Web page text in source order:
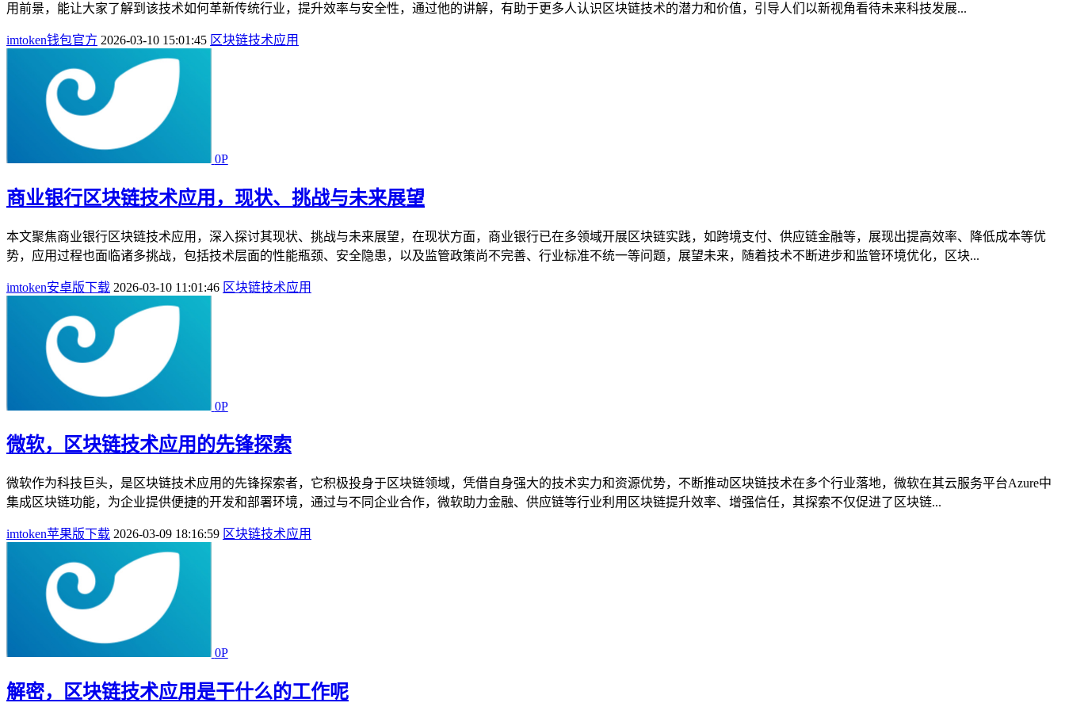
用前景，能让大家了解到该技术如何革新传统行业，提升效率与安全性，通过他的讲解，有助于更多人认识区块链技术的潜力和价值，引导人们以新视角看待未来科技发展...
imtoken钱包官方 2026-03-10 15:01:45 区块链技术应用
0P
商业银行区块链技术应用，现状、挑战与未来展望
本文聚焦商业银行区块链技术应用，深入探讨其现状、挑战与未来展望，在现状方面，商业银行已在多领域开展区块链实践，如跨境支付、供应链金融等，展现出提高效率、降低成本等优
势，应用过程也面临诸多挑战，包括技术层面的性能瓶颈、安全隐患，以及监管政策尚不完善、行业标准不统一等问题，展望未来，随着技术不断进步和监管环境优化，区块...
imtoken安卓版下载 2026-03-10 11:01:46 区块链技术应用
0P
微软，区块链技术应用的先锋探索
微软作为科技巨头，是区块链技术应用的先锋探索者，它积极投身于区块链领域，凭借自身强大的技术实力和资源优势，不断推动区块链技术在多个行业落地，微软在其云服务平台Azure中
集成区块链功能，为企业提供便捷的开发和部署环境，通过与不同企业合作，微软助力金融、供应链等行业利用区块链提升效率、增强信任，其探索不仅促进了区块链...
imtoken苹果版下载 2026-03-09 18:16:59 区块链技术应用
0P
解密，区块链技术应用是干什么的工作呢